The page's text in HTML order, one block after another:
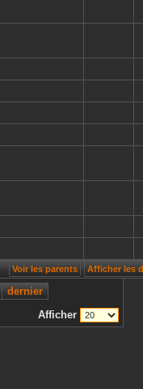
Voir les parents Afficher les
dernier
Afficher